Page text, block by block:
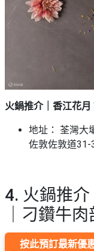
火鍋推介｜香江花月
地址： 荃灣大
佐敦佐敦道
4. 火鍋推
｜刁鑽牛
按此預訂最新優